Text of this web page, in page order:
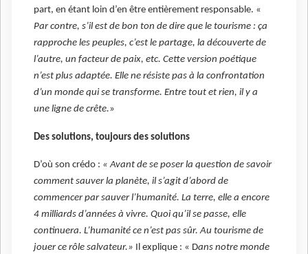
part, en étant loin d’en être entièrement responsable. «
Par contre, s’il est de bon ton de dire que le tourisme : ça
rapproche les peuples, c’est le partage, la découverte de
l’autre, un facteur de paix, etc. Cette version poétique
n’est plus adaptée. Elle ne résiste pas à la confrontation
d’un monde qui se transforme. Entre tout et rien, il y a
une ligne de crête.»
Des solutions, toujours des solutions
D’où son crédo : « Avant de se poser la question de savoir
comment sauver la planète, il s’agit d’abord de
commencer par sauver l’humanité. La terre, elle a encore
4 milliards d’années à vivre. Quoi qu’il se passe, elle
continuera. L’humanité ce n’est pas sûr. Au tourisme de
jouer ce rôle salvateur.» Il explique : « Dans notre monde